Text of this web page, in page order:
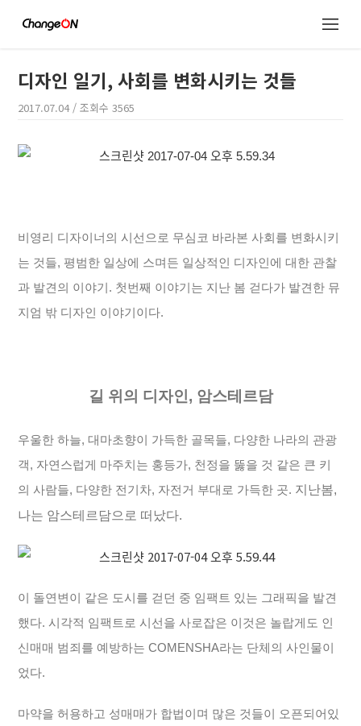
디자인 일기, 사회를 변화시키는 것들
2017.07.04 / 조회수3565
비영리 디자이너의 시선으로 무심코 바라본 사회를 변화시키
는 것들, 평범한 일상에 스며든 일상적인 디자인에 대한 관찰
과 발견의 이야기. 첫번째 이야기는 지난 봄 걷다가 발견한 뮤
지엄 밖 디자인 이야기이다.
길 위의 디자인, 암스테르담
우울한 하늘, 대마초향이 가득한 골목들, 다양한 나라의 관광
객, 자연스럽게 마주치는 홍등가, 천정을 뚫을 것 같은 큰 키
의 사람들, 다양한 전기차, 자전거 부대로 가득한 곳. 지난봄,
나는 암스테르담으로 떠났다.
이 돌연변이 같은 도시를 걷던 중 임팩트 있는 그래픽을 발견
했다. 시각적 임팩트로 시선을 사로잡은 이것은 놀랍게도 인
신매매 범죄를 예방하는 COMENSHA라는 단체의 사인물이
었다.
마약을 허용하고 성매매가 합법이며 많은 것들이 오픈되어있